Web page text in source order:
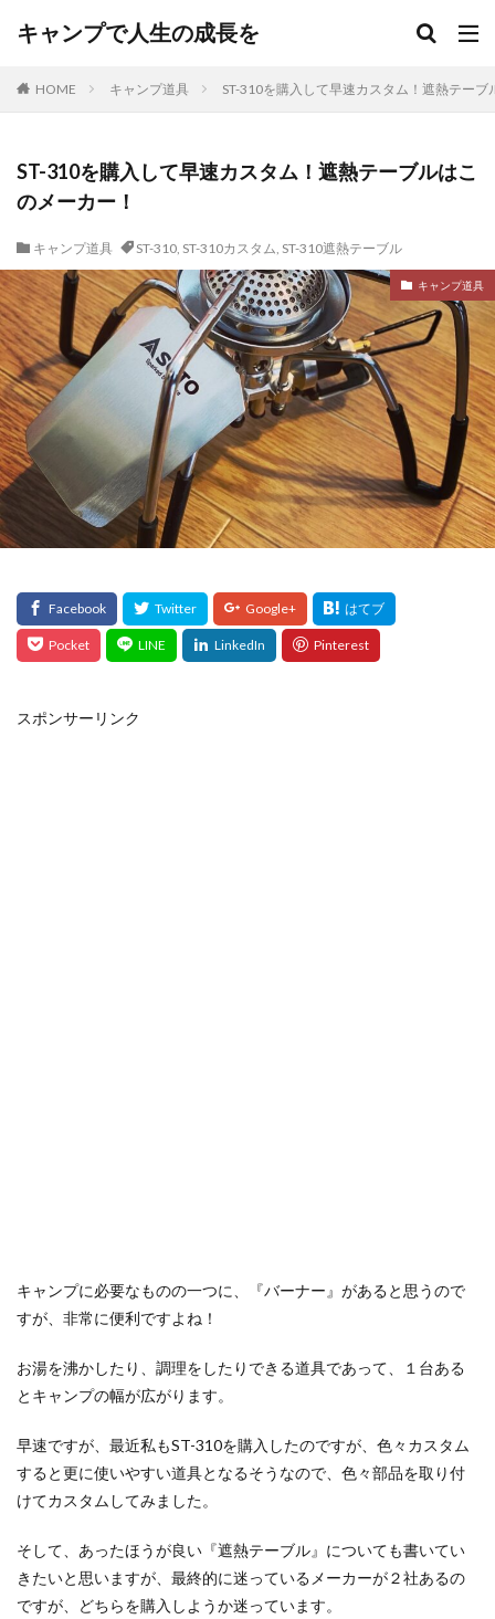
キャンプで人生の成長を
HOME キャンプ道具 ST-310を購入して早速カスタム！遮熱テーブ
ST-310を購入して早速カスタム！遮熱テーブルはこ
のメーカー！
キャンプ道具 ST-310, ST-310カスタム, ST-310遮熱テーブル
キャンプ道具
スポンサーリンク
キャンプに必要なものの一つに、『バーナー』があると思うので
すが、非常に便利ですよね！
お湯を沸かしたり、調理をしたりできる道具であって、１台ある
とキャンプの幅が広がります。
早速ですが、最近私もST-310を購入したのですが、色々カスタム
すると更に使いやすい道具となるそうなので、色々部品を取り付
けてカスタムしてみました。
そして、あったほうが良い『遮熱テーブル』についても書いてい
きたいと思いますが、最終的に迷っているメーカーが２社あるの
ですが、どちらを購入しようか迷っています。